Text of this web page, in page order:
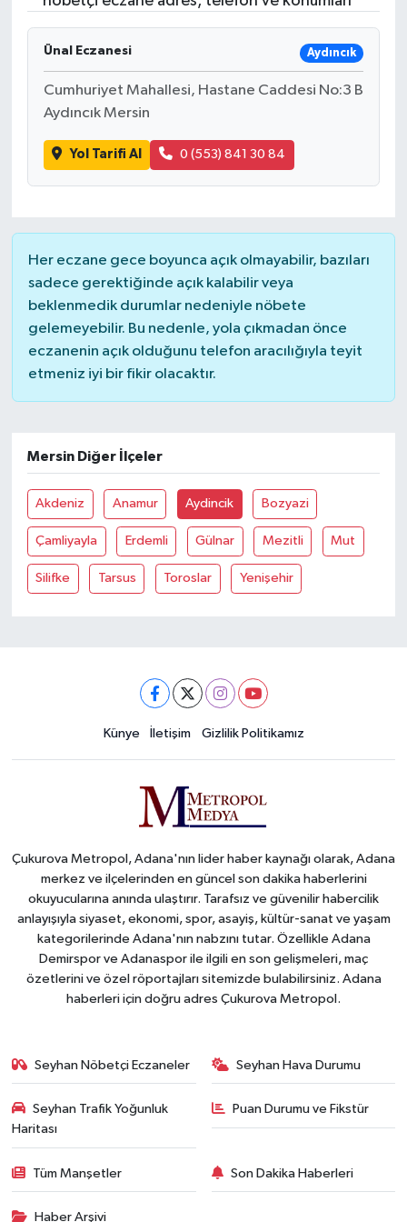
Ünal Eczanesi Aydıncık
Cumhuriyet Mahallesi, Hastane Caddesi No:3 B
Aydıncık Mersin
Yol Tarifi Al 0 (553) 841 30 84
Her eczane gece boyunca açık olmayabilir, bazıları
sadece gerektiğinde açık kalabilir veya
beklenmedik durumlar nedeniyle nöbete
gelemeyebilir. Bu nedenle, yola çıkmadan önce
eczanenin açık olduğunu telefon aracılığıyla teyit
etmeniz iyi bir fikir olacaktır.
Mersin Diğer İlçeler
Akdeniz Anamur Aydincik Bozyazi
Çamliyayla Erdemli Gülnar Mezitli Mut
Silifke Tarsus Toroslar Yenişehir
Künye İletişim Gizlilik Politikamız
Çukurova Metropol, Adana'nın lider haber kaynağı olarak, Adana
merkez ve ilçelerinden en güncel son dakika haberlerini
okuyucularına anında ulaştırır. Tarafsız ve güvenilir habercilik
anlayışıyla siyaset, ekonomi, spor, asayiş, kültür-sanat ve yaşam
kategorilerinde Adana'nın nabzını tutar. Özellikle Adana
Demirspor ve Adanaspor ile ilgili en son gelişmeleri, maç
özetlerini ve özel röportajları sitemizde bulabilirsiniz. Adana
haberleri için doğru adres Çukurova Metropol.
Seyhan Nöbetçi Eczaneler Seyhan Hava Durumu
Seyhan Trafik Yoğunluk
Haritası
Puan Durumu ve Fikstür
Tüm Manşetler Son Dakika Haberleri
Haber Arşivi
Resmi İlanlar